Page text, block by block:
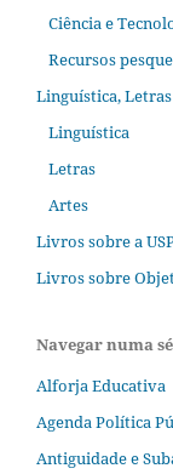
Ciência e
Recursos
Linguística,
Linguística
Letras
Artes
Livros sobre a
Livros sobre
Navegar numa
Alforja Educativa
Agenda Política
Antiguidade e